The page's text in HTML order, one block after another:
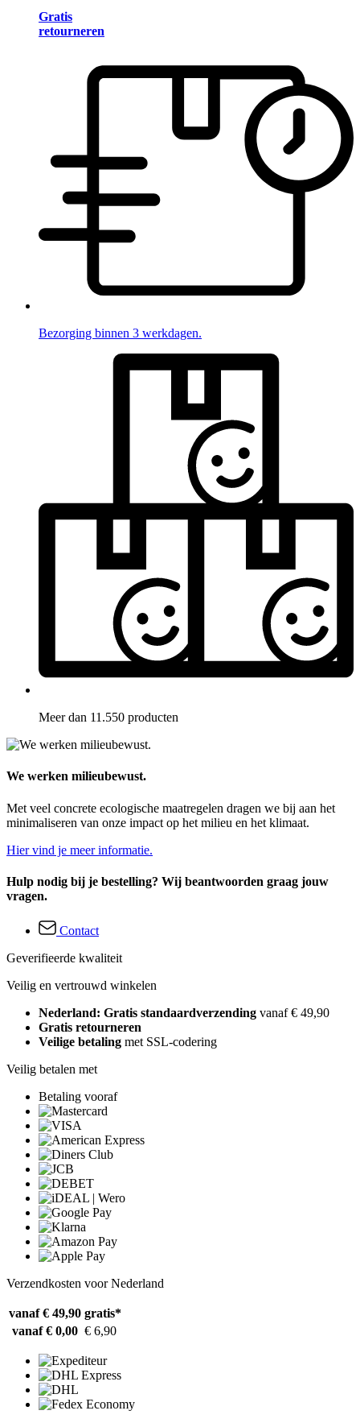
Gratis
retourneren
Bezorging binnen 3 werkdagen.
Meer dan 11.550 producten
We werken milieubewust.
Met veel concrete ecologische maatregelen dragen we bij aan het
minimaliseren van onze impact op het milieu en het klimaat.
Hier vind je meer informatie.
Hulp nodig bij je bestelling? Wij beantwoorden graag jouw
vragen.
Contact
Geverifieerde kwaliteit
Veilig en vertrouwd winkelen
Nederland: Gratis standaardverzending vanaf € 49,90
Gratis retourneren
Veilige betaling met SSL-codering
Veilig betalen met
Betaling vooraf
Verzendkosten voor Nederland
vanaf € 49,90 gratis*
vanaf € 0,00 € 6,90